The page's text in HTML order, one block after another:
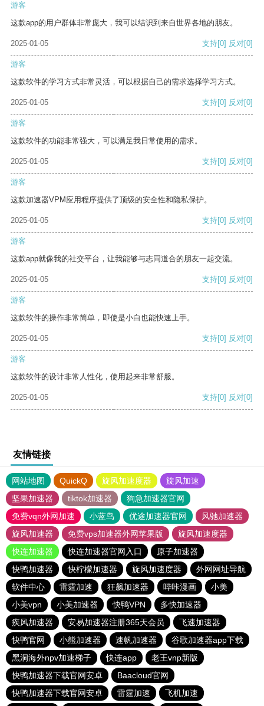
游客
这款app的用户群体非常庞大，我可以结识到来自世界各地的朋友。
2025-01-05 支持[0] 反对[0]
游客
这款软件的学习方式非常灵活，可以根据自己的需求选择学习方式。
2025-01-05 支持[0] 反对[0]
游客
这款软件的功能非常强大，可以满足我日常使用的需求。
2025-01-05 支持[0] 反对[0]
游客
这款加速器VPM应用程序提供了顶级的安全性和隐私保护。
2025-01-05 支持[0] 反对[0]
游客
这款app就像我的社交平台，让我能够与志同道合的朋友一起交流。
2025-01-05 支持[0] 反对[0]
游客
这款软件的操作非常简单，即使是小白也能快速上手。
2025-01-05 支持[0] 反对[0]
游客
这款软件的设计非常人性化，使用起来非常舒服。
2025-01-05 支持[0] 反对[0]
友情链接
网站地图 QuickQ 旋风加速度器
旋风加速
坚果加速器
tiktok加速器
狗急加速器官网
免费vqn外网加速
小蓝鸟 优途加速器官网
风驰加速器
旋风加速器
免费vps加速器外网苹果版
旋风加速度器
快连加速器
快连加速器官网入口
原子加速器
快鸭加速器
快柠檬加速器 旋风加速度器
外网网址导航
软件中心
雷霆加速 狂飙加速器 哔咔漫画
小美
小美vpn
小美加速器 快鸭VPN
多快加速器
疾风加速器
安易加速器注册365天会员
飞速加速器
快鸭官网
小熊加速器 速帆加速器
谷歌加速器app下载
黑洞海外npv加速梯子
快连app
老王vnp新版
快鸭加速器下载官网安卓
Baacloud官网
快鸭加速器下载官网安卓
雷霆加速 飞机加速